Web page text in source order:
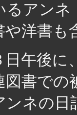
るアンネ
や洋書
日午後
図書での
ンネの日